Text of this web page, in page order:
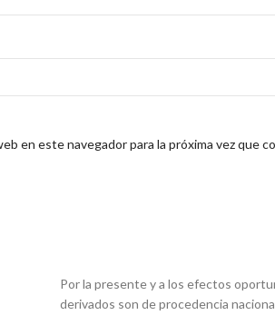
en este navegador para la próxima vez que
Por la presente y a los efectos
derivados son de procedencia